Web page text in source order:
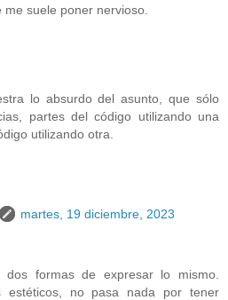
suele poner nervioso.
lo absurdo del asunto, que sólo
partes del código utilizando una
utilizando otra.
martes, 19 diciembre, 2023
dos formas de expresar lo mismo.
estéticos, no pasa nada por tener